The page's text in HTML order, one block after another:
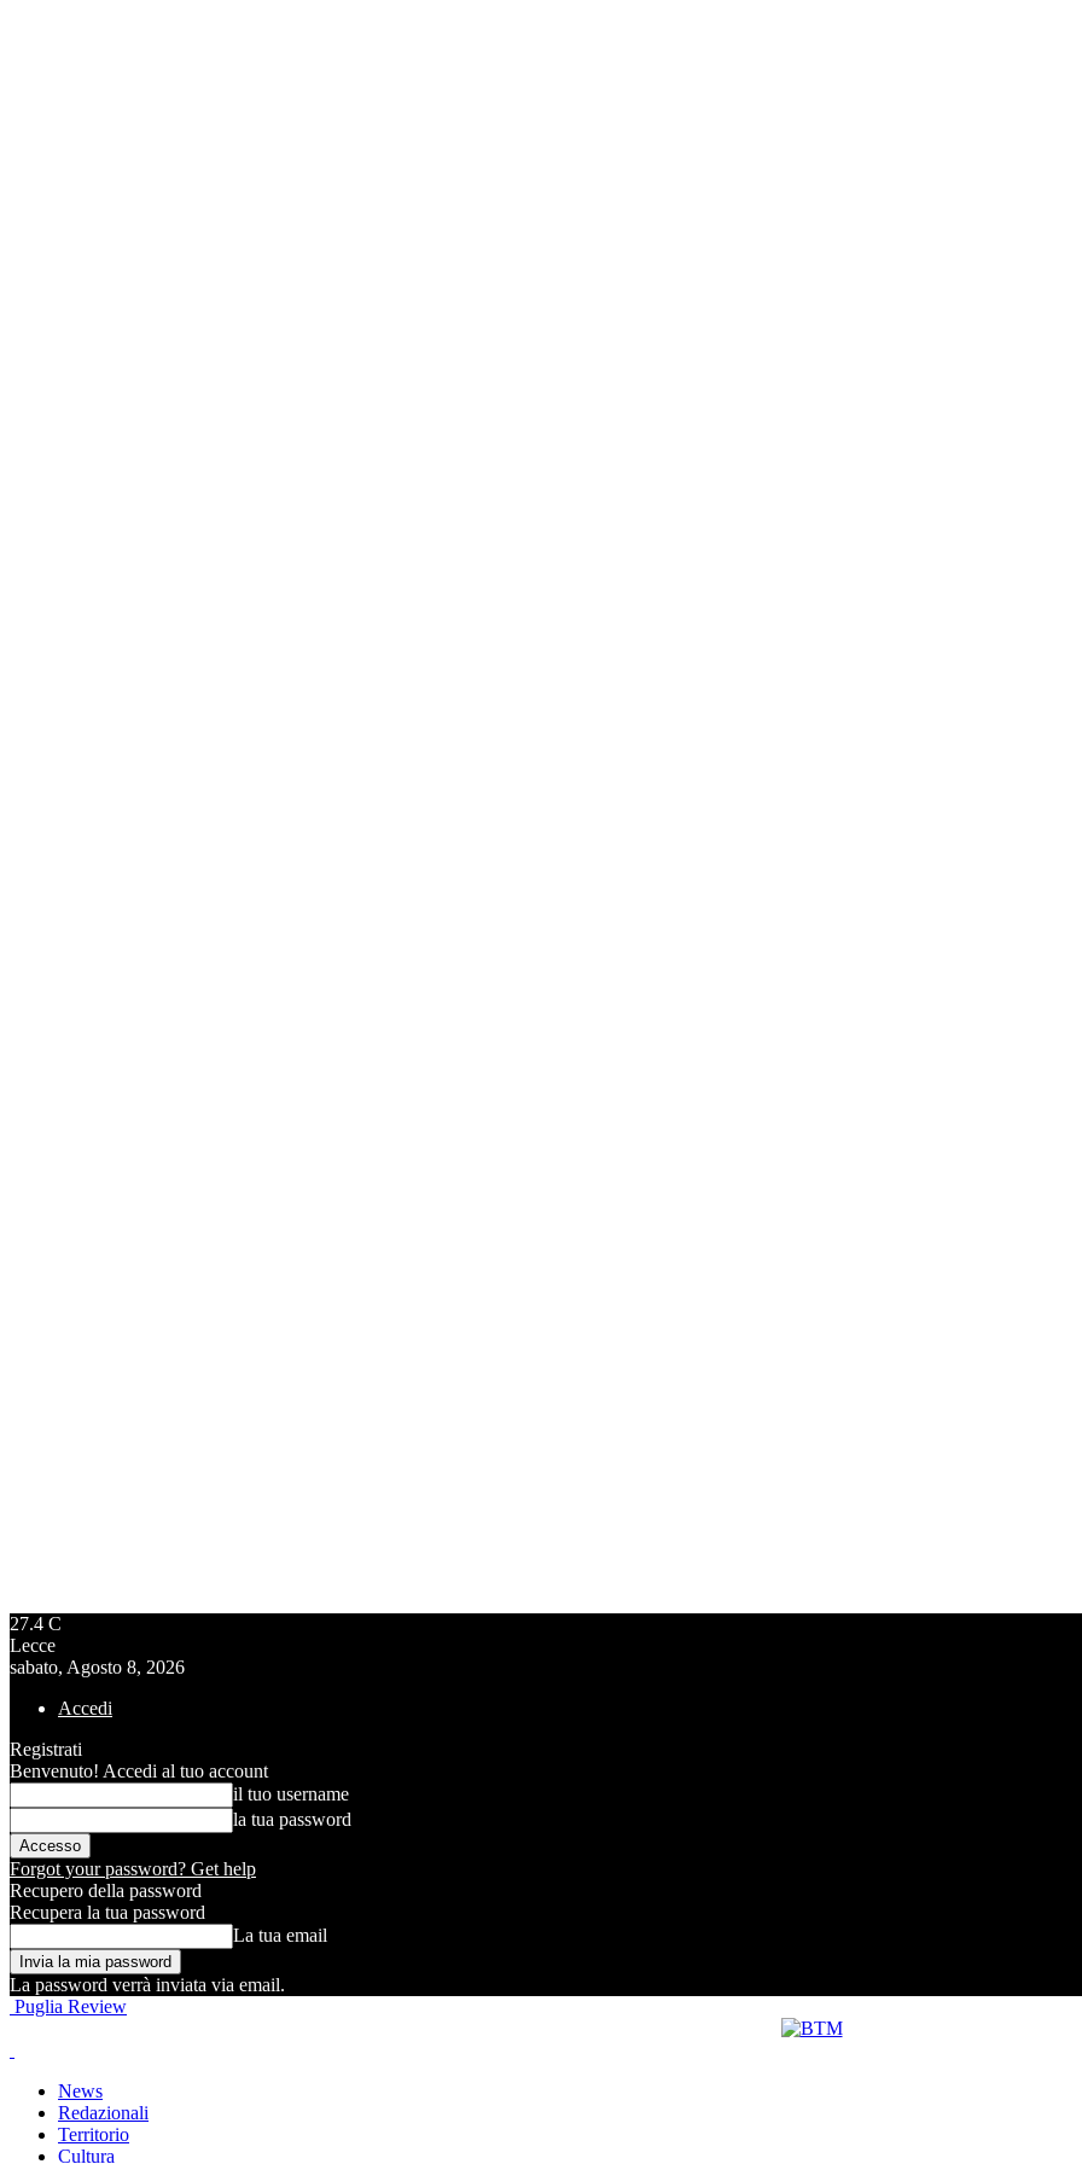
27.4 C
Lecce
sabato, Agosto 8, 2026
Accedi
Registrati
Benvenuto! Accedi al tuo account
il tuo username
la tua password
Forgot your password? Get help
Recupero della password
Recupera la tua password
La tua email
La password verrà inviata via email.
Puglia Review
News
Redazionali
Territorio
Cultura